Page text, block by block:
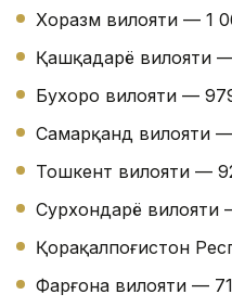
Хоразм вилояти — 1
Қашқадарё вилояти
Бухоро вилояти —
Самарқанд вилояти
Тошкент вилояти —
Сурхондарё вилояти
Қорақалпоғистон
Фарғона вилояти —